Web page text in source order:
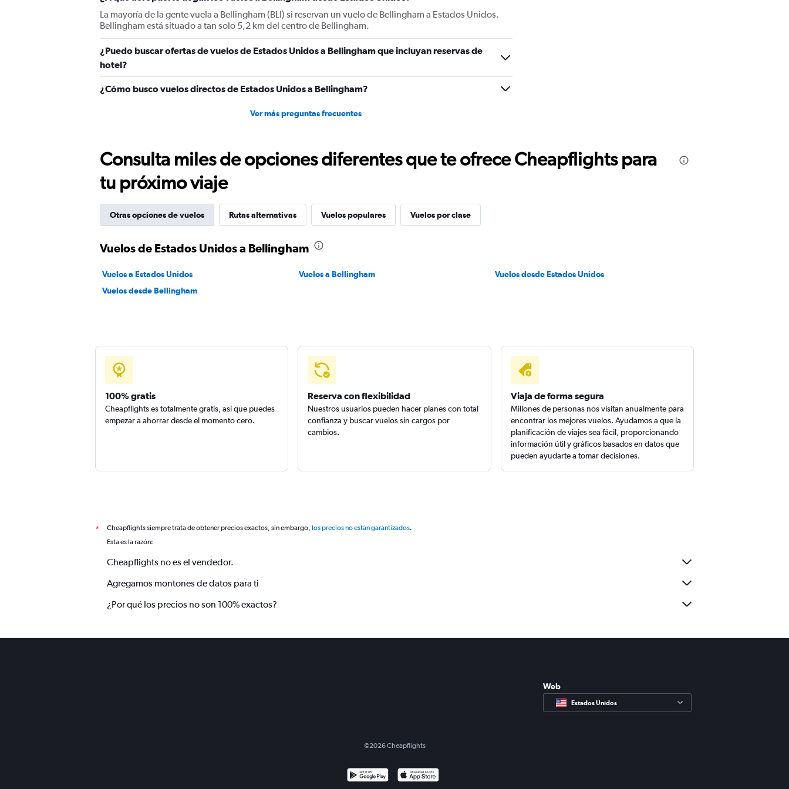
displaying
values.
Range:
0
to
600.
flights.
0
to
La mayoría de la gente vuela a Bellingham (BLI) si reservan un vuelo de Bellingham a Estados Unidos.
Bellingham está situado a tan solo 5,2 km del centro de Bellingham.
¿Puedo buscar ofertas de vuelos de Estados Unidos a Bellingham que incluyan reservas de
hotel?
¿Cómo busco vuelos directos de Estados Unidos a Bellingham?
Ver más preguntas frecuentes
Consulta miles de opciones diferentes que te ofrece Cheapflights para
tu próximo viaje
Otras opciones de vuelos Rutas alternativas Vuelos populares Vuelos por clase
Vuelos de Estados Unidos a Bellingham
Vuelos a Estados Unidos Vuelos a Bellingham
Vuelos desde Estados Unidos
Vuelos desde Bellingham
100% gratis
Cheapflights es totalmente gratis, así que puedes
empezar a ahorrar desde el momento cero.
Reserva con flexibilidad
Nuestros usuarios pueden hacer planes con total
confianza y buscar vuelos sin cargos por
cambios.
Viaja de forma segura
Millones de personas nos visitan anualmente para
encontrar los mejores vuelos. Ayudamos a que la
planificación de viajes sea fácil, proporcionando
información útil y gráficos basados en datos que
pueden ayudarte a tomar decisiones.
* Cheapflights siempre trata de obtener precios exactos, sin embargo, los precios no están garantizados.
Esta es la razón:
Cheapflights no es el vendedor.
Agregamos montones de datos para ti
¿Por qué los precios no son 100% exactos?
Web
Estados Unidos
©2026Cheapflights